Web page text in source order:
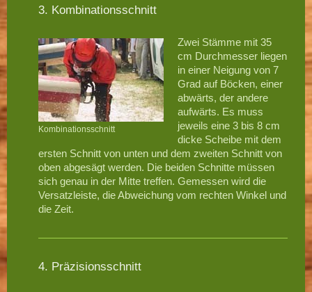
3. Kombinationsschnitt
Kombinationsschnitt
Zwei Stämme mit 35
cm Durchmesser liegen
in einer Neigung von 7
Grad auf Böcken, einer
abwärts, der andere
aufwärts. Es muss
jeweils eine 3 bis 8 cm
dicke Scheibe mit dem
ersten Schnitt von unten und dem zweiten Schnitt von
oben abgesägt werden. Die beiden Schnitte müssen
sich genau in der Mitte treffen. Gemessen wird die
Versatzleiste, die Abweichung vom rechten Winkel und
die Zeit.
4. Präzisionsschnitt